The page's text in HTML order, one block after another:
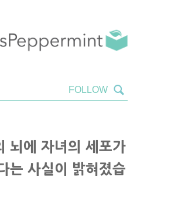
뇌에 자녀의 세포가
는 사실이 밝혀졌습